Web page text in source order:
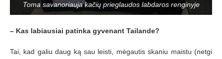
Toma savanoriauja kačių prieglaudos labdaros renginyje
– Kas labiausiai patinka gyvenant Tailande?
Tai, kad galiu daug ką sau leisti, mėgautis skaniu maistu (netgi